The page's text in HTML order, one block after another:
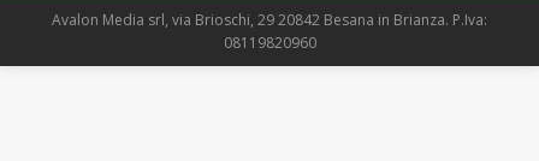
Avalon Media srl, via Brioschi, 29 20842 Besana in Brianza. P.Iva:
08119820960